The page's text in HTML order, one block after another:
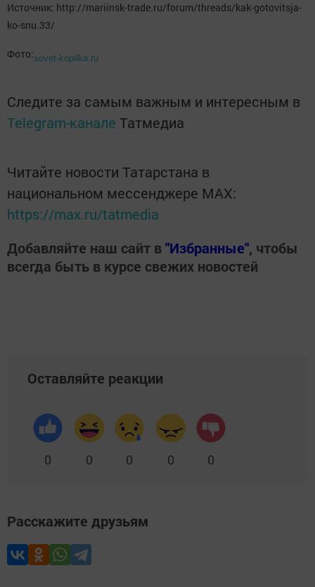
Источник: http://mariinsk-trade.ru/forum/threads/kak-gotovitsja-
ko-snu.33/
Фото:sovet-kopilka.ru
Следите за самым важным и интересным в
Telegram-канале Татмедиа
Читайте новости Татарстана в
национальном мессенджере MАХ:
https://max.ru/tatmedia
Добавляйте наш сайт в"Избранные", чтобы
всегда быть в курсе свежих новостей
Оставляйте реакции
0 0 0 0 0
Расскажите друзьям